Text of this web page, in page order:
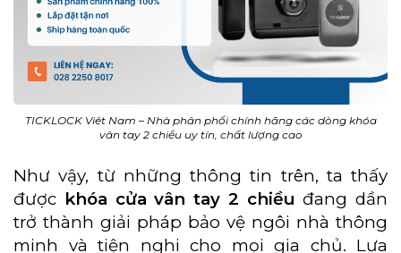
TICKLOCK Viêt Nam – Nhà phân phối chính hãng các dòng khóa
vân tay 2 chiều uy tín, chất lượng cao
Như vậy, từ những thông tin trên, ta thấy
được khóa cửa vân tay 2 chiều đang dần
trở thành giải pháp bảo vệ ngôi nhà thông
minh và tiện nghi cho mọi gia chủ. Lựa